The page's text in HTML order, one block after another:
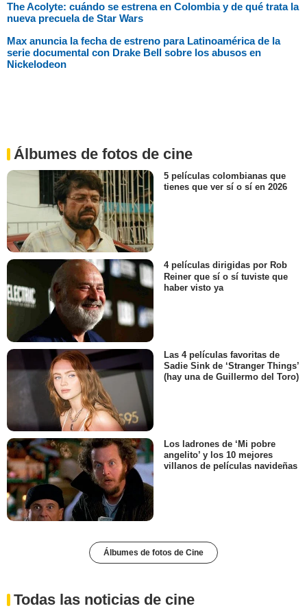
The Acolyte: cuándo se estrena en Colombia y de qué trata la
nueva precuela de Star Wars
Max anuncia la fecha de estreno para Latinoamérica de la
serie documental con Drake Bell sobre los abusos en
Nickelodeon
Álbumes de fotos de cine
5 películas colombianas que
tienes que ver sí o sí en 2026
4 películas dirigidas por Rob
Reiner que sí o sí tuviste que
haber visto ya
Las 4 películas favoritas de
Sadie Sink de ‘Stranger Things’
(hay una de Guillermo del Toro)
Los ladrones de ‘Mi pobre
angelito’ y los 10 mejores
villanos de películas navideñas
Álbumes de fotos de Cine
Todas las noticias de cine